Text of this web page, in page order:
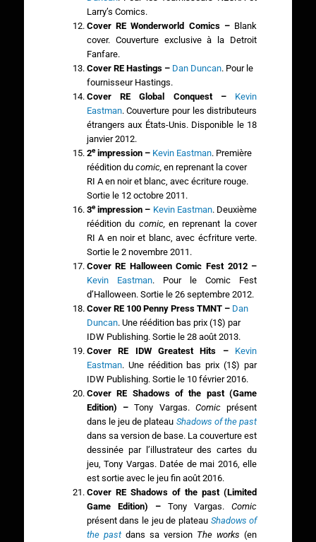
Larry’s Comics.
Cover RE Wonderworld Comics – Blank
cover. Couverture exclusive à la Detroit
Fanfare.
Cover RE Hastings – Dan Duncan. Pour le
fournisseur Hastings.
Cover RE Global Conquest – Kevin
Eastman. Couverture pour les distributeurs
étrangers aux États-Unis. Disponible le 18
janvier 2012.
2eimpression – Kevin Eastman. Première
réédition du comic, en reprenant la cover
RI A en noir et blanc, avec écriture rouge.
Sortie le 12 octobre 2011.
3eimpression – Kevin Eastman. Deuxième
réédition du comic, en reprenant la cover
RI A en noir et blanc, avec écfriture verte.
Sortie le 2 novembre 2011.
Cover RE Halloween Comic Fest 2012 –
Kevin Eastman. Pour le Comic Fest
d’Halloween. Sortie le 26 septembre 2012.
Cover RE 100 Penny Press TMNT – Dan
Duncan. Une réédition bas prix (1$) par
IDW Publishing. Sortie le 28 août 2013.
Cover RE IDW Greatest Hits – Kevin
Eastman. Une réédition bas prix (1$) par
IDW Publishing. Sortie le 10 février 2016.
Cover RE Shadows of the past (Game
Edition) –Tony Vargas.Comic présent
dans le jeu de plateau Shadows of the past
dans sa version de base. La couverture est
dessinée par l’illustrateur des cartes du
jeu, Tony Vargas. Datée de mai 2016, elle
est sortie avec le jeu fin août 2016.
Cover RE Shadows of the past (Limited
Game Edition) –Tony Vargas.Comic
présent dans le jeu de plateau Shadows of
the pastdans sa version The works (en